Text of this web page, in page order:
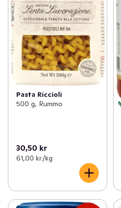
Pasta Riccioli
500 g, Rummo
30,50 kr
61,00 kr /kg